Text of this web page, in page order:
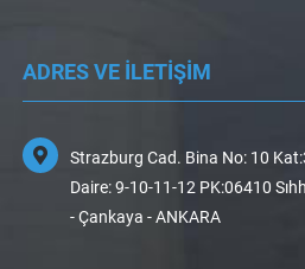
ADRES VE İLETİŞİM
Strazburg Cad. Bina No: 10
Daire: 9-10-11-12 PK:06410
- Çankaya - ANKARA